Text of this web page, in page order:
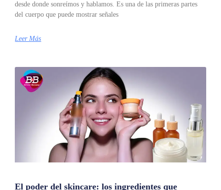
desde donde sonreímos y hablamos. Es una de las primeras partes
del cuerpo que puede mostrar señales
Leer Más
El poder del skincare: los ingredientes que